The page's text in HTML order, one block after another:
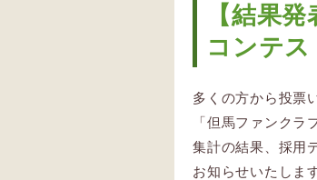
【結果
コンテス
多くの方から投票
「但馬ファンクラ
集計の結果、採用
お知らせいたします